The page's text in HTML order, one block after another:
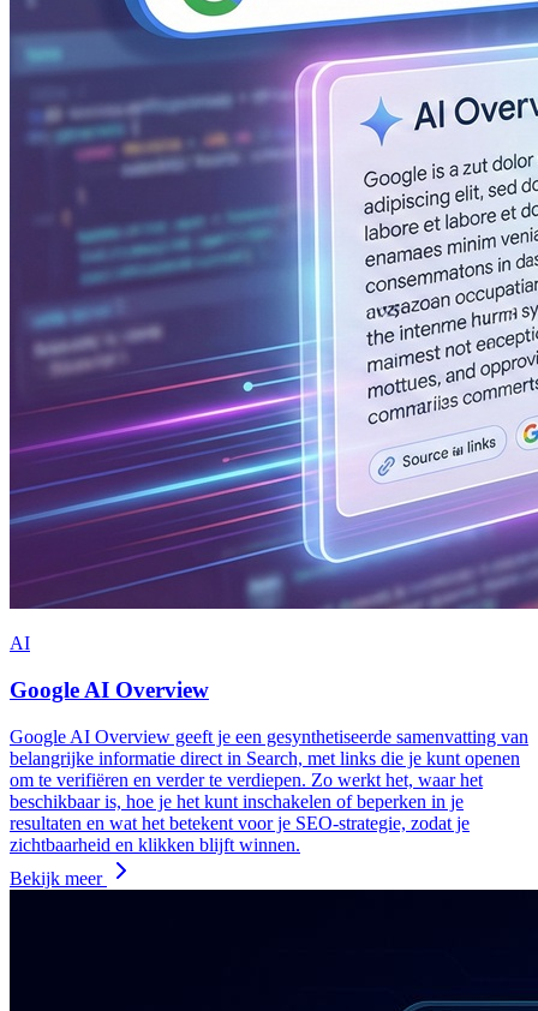
AI
Google AI Overview
Google AI Overview geeft je een gesynthetiseerde samenvatting van
belangrijke informatie direct in Search, met links die je kunt openen
om te verifiëren en verder te verdiepen. Zo werkt het, waar het
beschikbaar is, hoe je het kunt inschakelen of beperken in je
resultaten en wat het betekent voor je SEO-strategie, zodat je
zichtbaarheid en klikken blijft winnen.
Bekijk meer